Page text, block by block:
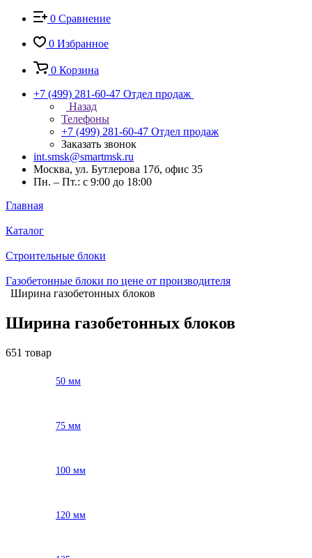
0 Сравнение
0 Избранное
0 Корзина
+7 (499) 281-60-47 Отдел продаж
Назад
Телефоны
+7 (499) 281-60-47 Отдел продаж
Заказать звонок
int.smsk@smartmsk.ru
Москва, ул. Бутлерова 17б, офис 35
Пн. – Пт.: с 9:00 до 18:00
Главная
Каталог
Строительные блоки
Газобетонные блоки по цене от производителя
Ширина газобетонных блоков
Ширина газобетонных блоков
651 товар
50 мм
75 мм
100 мм
120 мм